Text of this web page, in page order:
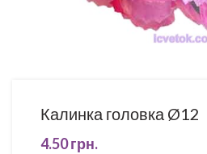
Калинка головка Ø12
4.50грн.